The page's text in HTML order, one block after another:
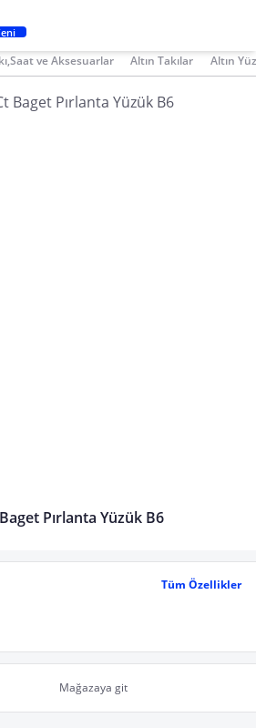
ve Aksesuarlar Altın Takılar Altın
Pırlanta Yüzük B6
Tüm Özellikler
Mağazaya git